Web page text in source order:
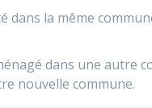
dans la même
dans une autre
nouvelle commune.